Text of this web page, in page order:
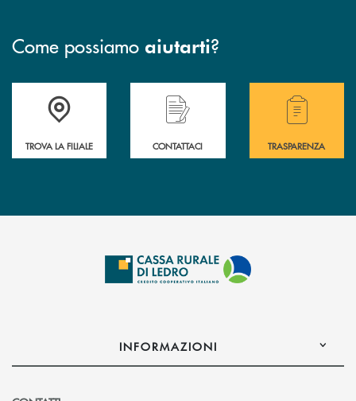
Come possiamo aiutarti?
Accedi all' elenco completo delle filiali .
TROVA LA FILIALE
Hai bisogno di assistenza immediata?
CONTATTACI
Hai bisogno di
TRASPARENZA
INFORMAZIONI